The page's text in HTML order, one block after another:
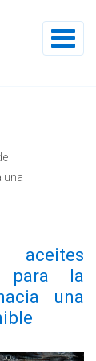
Toggle
una
aceites
para la
una